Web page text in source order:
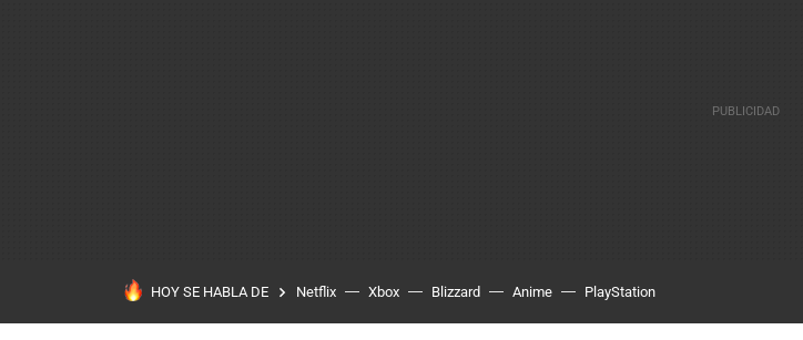
HOY SE HABLA DE Netflix Xbox Blizzard Anime PlayStation